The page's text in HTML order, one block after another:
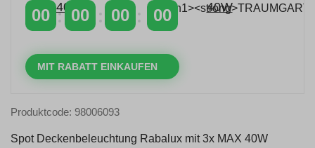
00 00 00 00
MIT RABATT EINKAUFEN
Produktcode: 98006093
Spot Deckenbeleuchtung Rabalux mit 3x MAX 40W